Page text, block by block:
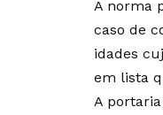
A norma
caso de
idades
em lista
A